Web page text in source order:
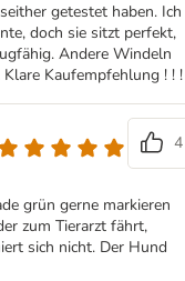
getestet haben. Ich
doch sie sitzt perfekt,
Andere Windeln
Kaufempfehlung ! ! !
4
grün gerne markieren
zum Tierarzt fährt,
sich nicht. Der Hund